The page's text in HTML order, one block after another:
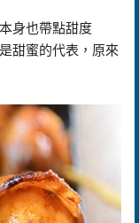
身也帶點甜度
甜蜜的代表，原來